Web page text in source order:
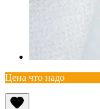
Цена что надо